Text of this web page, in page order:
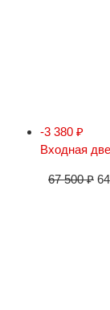
-3 380 ₽
Входная
67 500₽